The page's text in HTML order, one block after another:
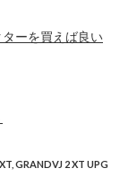
ーを買えば良い
GRANDVJ 2 XT UPG